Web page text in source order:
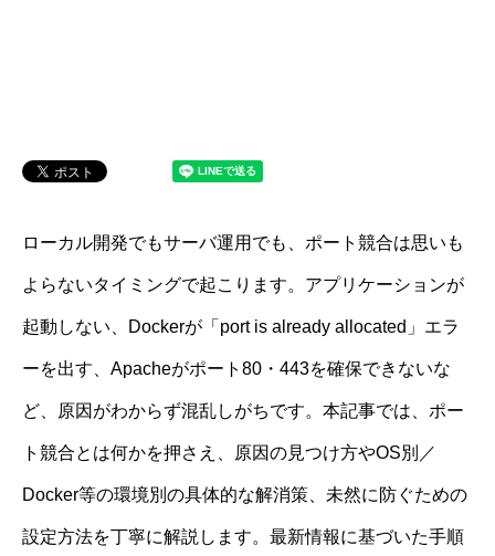
ローカル開発でもサーバ運用でも、ポート競合は思いも
よらないタイミングで起こります。アプリケーションが
起動しない、Dockerが「port is already allocated」エラ
ーを出す、Apacheがポート80・443を確保できないな
ど、原因がわからず混乱しがちです。本記事では、ポー
ト競合とは何かを押さえ、原因の見つけ方やOS別／
Docker等の環境別の具体的な解消策、未然に防ぐための
設定方法を丁寧に解説します。最新情報に基づいた手順